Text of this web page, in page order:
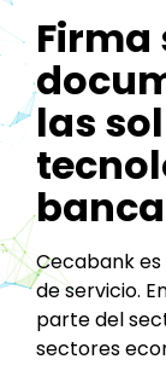
Firma
las
Cecabank
de servicio.
parte del
sectores